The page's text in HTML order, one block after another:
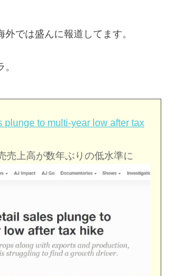
では盛んに報道してます。
plunge to multi-year low after tax
売上高が数年ぶりの低水準に